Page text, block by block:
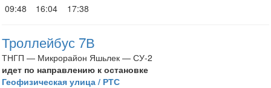
09:48
16:04 17:38
Троллейбус 7В
ТНГП — Микрорайон Яшьлек — СУ-2
идет по направлению к остановке
Геофизическая улица / РТС